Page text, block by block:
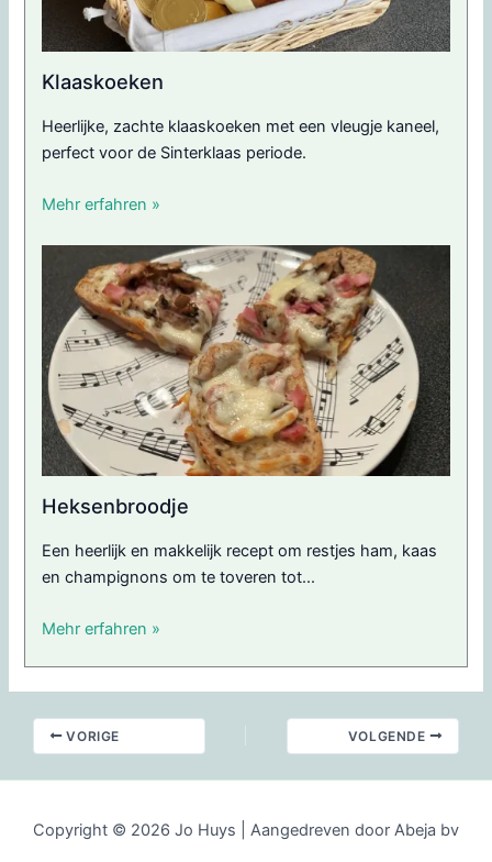
Klaaskoeken
Heerlijke, zachte klaaskoeken met een vleugje kaneel,
perfect voor de Sinterklaas periode.
Mehr erfahren »
Heksenbroodje
Een heerlijk en makkelijk recept om restjes ham, kaas
en champignons om te toveren tot...
Mehr erfahren »
VORIGE VOLGENDE
Copyright © 2026 Jo Huys | Aangedreven door Abeja bv